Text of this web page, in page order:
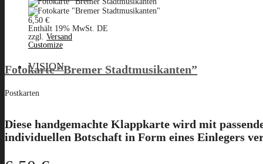
VISION
6,50 €
Enthält 19% MwSt. DE
zzgl. Versand
Customize
Fotokarte “Bremer Stadtmusikanten”
Postkarten
Diese handgemachte Klappkarte wird mit
individuellen Botschaft in Form eines Einlegers